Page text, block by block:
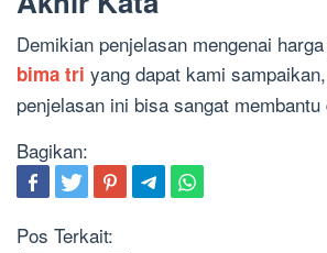
Demikian penjelasan mengenai
bima tri yang dapat kami
penjelasan ini bisa sangat
Bagikan:
Pos Terkait: